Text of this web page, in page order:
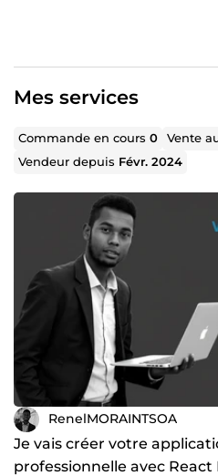
Mes services
Commande en cours0 Vente
Vendeur depuis Févr. 2024
RenelMORAINTSOA
Je vais créer votre
professionnelle avec React